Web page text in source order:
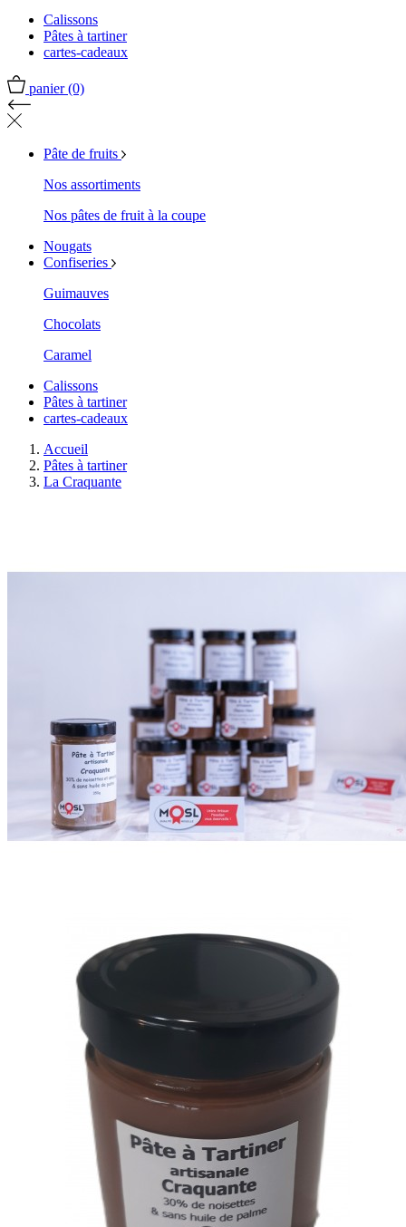
Calissons
Pâtes à tartiner
cartes-cadeaux
panier(0)
Pâte de fruits
Nos assortiments
Nos pâtes de fruit à la coupe
Nougats
Confiseries
Guimauves
Chocolats
Caramel
Calissons
Pâtes à tartiner
cartes-cadeaux
Accueil
Pâtes à tartiner
La Craquante